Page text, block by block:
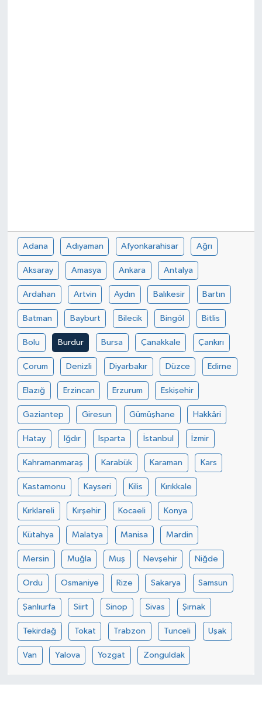
Adana Adıyaman Afyonkarahisar Ağrı
Aksaray Amasya Ankara Antalya
Ardahan Artvin Aydın Balıkesir Bartın
Batman Bayburt Bilecik Bingöl Bitlis
Bolu Burdur Bursa Çanakkale Çankırı
Çorum Denizli Diyarbakır Düzce Edirne
Elazığ Erzincan Erzurum Eskişehir
Gaziantep Giresun Gümüşhane Hakkâri
Hatay Iğdır Isparta İstanbul İzmir
Kahramanmaraş Karabük Karaman Kars
Kastamonu Kayseri Kilis Kırıkkale
Kırklareli Kırşehir Kocaeli Konya
Kütahya Malatya Manisa Mardin
Mersin Muğla Muş Nevşehir Niğde
Ordu Osmaniye Rize Sakarya Samsun
Şanlıurfa Siirt Sinop Sivas Şırnak
Tekirdağ Tokat Trabzon Tunceli Uşak
Van Yalova Yozgat Zonguldak